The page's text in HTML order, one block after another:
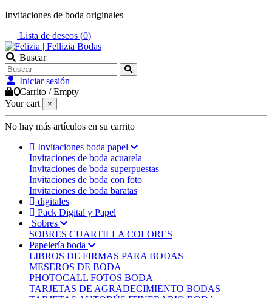
Invitaciones de boda originales
Lista de deseos (0)
Buscar
Iniciar sesión
0Carrito /Empty
Your cart
×
No hay más artículos en su carrito
Invitaciones boda papel
Invitaciones de boda acuarela
Invitaciones de boda superpuestas
Invitaciones de boda con foto
Invitaciones de boda baratas
digitales
Pack Digital y Papel
Sobres
SOBRES CUARTILLA COLORES
Papelería boda
LIBROS DE FIRMAS PARA BODAS
MESEROS DE BODA
PHOTOCALL FOTOS BODA
TARJETAS DE AGRADECIMIENTO BODAS